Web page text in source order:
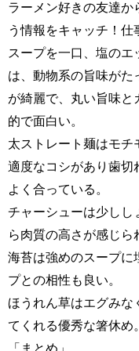
ラーメン好きの友達か
う情報をキャッチ！仕
スープを一口、塩の
は、動物系の旨味が
が綺麗で、丸い旨味と
的で面白い。
太ストレート麺はモチ
適度なコシがあり歯切
よく合っている。
チャーシューは少しし
ら肉質の高さが感じら
海苔は強めのスープに
プとの相性も良い。
ほうれん草はエグみ
てくれる優秀な箸休め。